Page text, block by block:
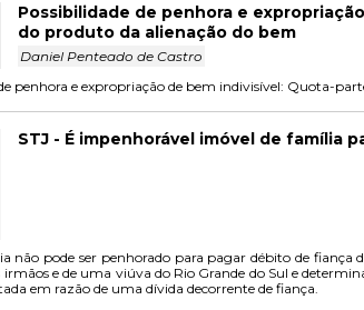
Possibilidade de penhora e
do produto da alienação do bem
Daniel Penteado de Castro
penhora e expropriação de bem indivisível: Quota-
STJ - É impenhorável imóvel de família
não pode ser penhorado para pagar débito de
irmãos e de uma viúva do Rio Grande do Sul e
em razão de uma dívida decorrente de fiança.